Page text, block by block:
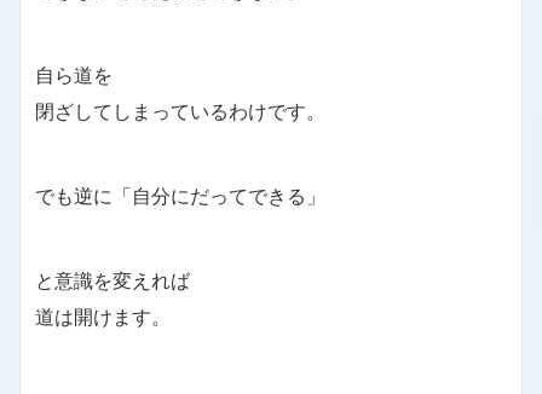
自ら道を
閉ざしてしまっているわけです。
でも逆に「自分にだってできる」
と意識を変えれば
道は開けます。